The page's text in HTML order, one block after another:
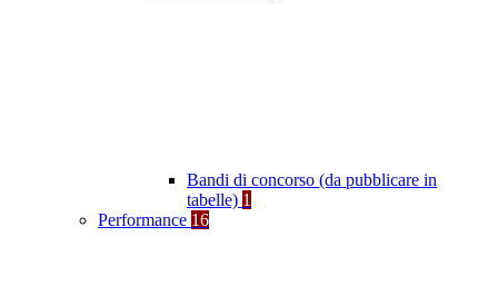
Bandi di concorso (da pubblicare in
tabelle) 1
Performance 16